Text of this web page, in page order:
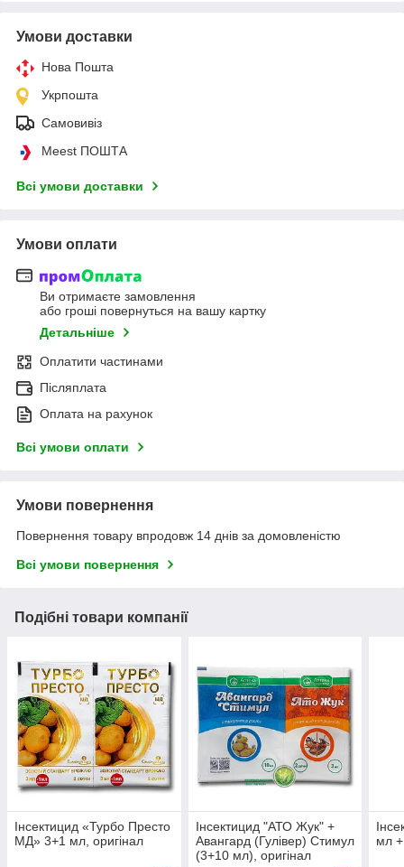
Умови доставки
Нова Пошта
Укрпошта
Самовивіз
Meest ПОШТА
Всі умови доставки
Умови оплати
Ви отримаєте замовлення
або гроші повернуться на вашу картку
Детальніше
Оплатити частинами
Післяплата
Оплата на рахунок
Всі умови оплати
Умови повернення
Повернення товару впродовж 14 днів за домовленістю
Всі умови повернення
Подібні товари компанії
Інсектицид «Турбо Престо
МД» 3+1 мл, оригінал
Інсектицид "АТО Жук" +
Авангард (Гулівер) Стимул
(3+10 мл), оригінал
мл